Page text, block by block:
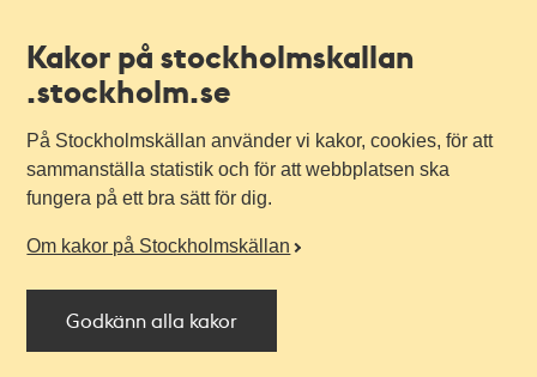
Kakor på stockholmskallan
.stockholm.se
På Stockholmskällan använder vi kakor, cookies, för att
sammanställa statistik och för att webbplatsen ska
fungera på ett bra sätt för dig.
Om kakor på Stockholmskällan
Godkänn alla kakor